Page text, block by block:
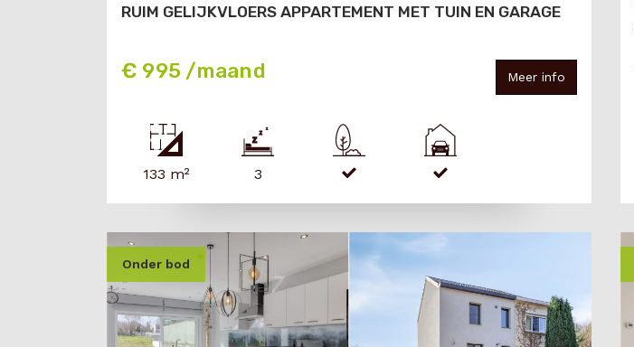
RUIM GELIJKVLOERS APPARTEMENT MET TUIN EN GARAGE
€ 995 /maand Meer info
133 m² 3
onder bod